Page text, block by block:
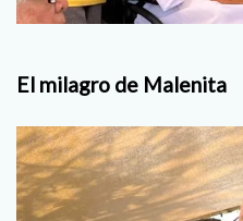
El milagro de Malenita